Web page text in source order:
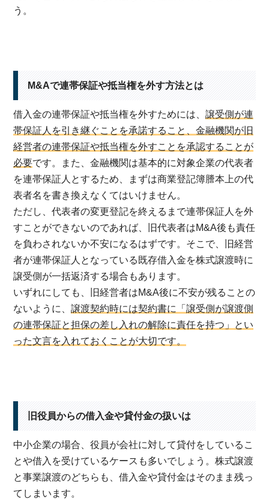
う。
M&Aで連帯保証や抵当権を外す方法とは
借入金の連帯保証や抵当権を外すためには、譲受側が連
帯保証人を引き継ぐことを承諾すること、金融機関が旧
経営者の連帯保証や抵当権を外すことを承認することが
必要です。また、金融機関は基本的に対象企業の代表者
を連帯保証人とするため、まずは商業登記簿謄本上の代
表者名を書き換えなくてはいけません。
ただし、代表者の変更登記を終えるまで連帯保証人を外
すことができないのであれば、旧代表者はM&A後も責任
を負わされないか不安になるはずです。そこで、旧経営
者が連帯保証人となっている既存借入金を株式譲渡時に
譲受側が一括返済する場合もあります。
いずれにしても、旧経営者はM&A後に不安が残ることの
ないように、譲渡契約時には契約書に「譲受側が譲渡側
の連帯保証と担保の差し入れの解除に責任を持つ」とい
った文言を入れておくことが大切です。
旧役員からの借入金や貸付金の扱いは
中小企業の場合、役員が会社に対して貸付をしているこ
とや借入を受けているケースも多いでしょう。株式譲渡
と事業譲渡のどちらも、借入金や貸付金はそのまま残っ
てしまいます。